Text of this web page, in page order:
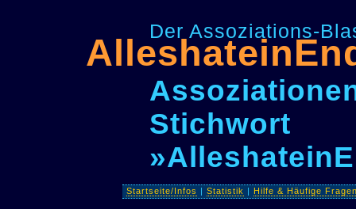
Der Assoziations-
Stichwort
Startseite/Infos |Statistik |Hilfe & Häufige